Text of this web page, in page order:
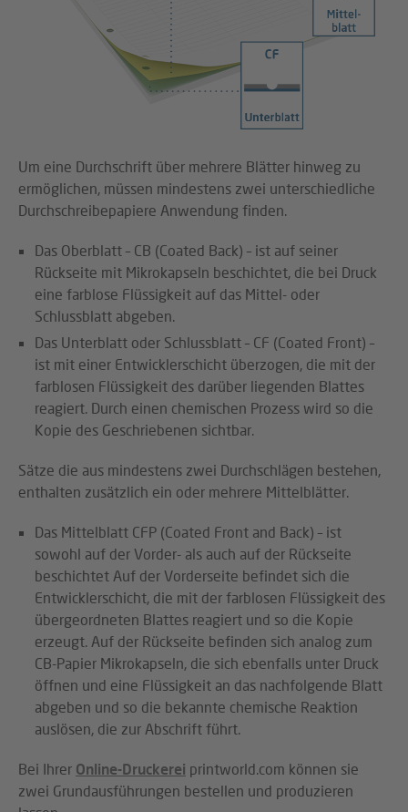
Um eine Durchschrift über mehrere Blätter hinweg zu
ermöglichen, müssen mindestens zwei unterschiedliche
Durchschreibepapiere Anwendung finden.
Das Oberblatt – CB (Coated Back) – ist auf seiner
Rückseite mit Mikrokapseln beschichtet, die bei Druck
eine farblose Flüssigkeit auf das Mittel- oder
Schlussblatt abgeben.
Das Unterblatt oder Schlussblatt – CF (Coated Front) –
ist mit einer Entwicklerschicht überzogen, die mit der
farblosen Flüssigkeit des darüber liegenden Blattes
reagiert. Durch einen chemischen Prozess wird so die
Kopie des Geschriebenen sichtbar.
Sätze die aus mindestens zwei Durchschlägen bestehen,
enthalten zusätzlich ein oder mehrere Mittelblätter.
Das Mittelblatt CFP (Coated Front and Back) – ist
sowohl auf der Vorder- als auch auf der Rückseite
beschichtet Auf der Vorderseite befindet sich die
Entwicklerschicht, die mit der farblosen Flüssigkeit des
übergeordneten Blattes reagiert und so die Kopie
erzeugt. Auf der Rückseite befinden sich analog zum
CB-Papier Mikrokapseln, die sich ebenfalls unter Druck
öffnen und eine Flüssigkeit an das nachfolgende Blatt
abgeben und so die bekannte chemische Reaktion
auslösen, die zur Abschrift führt.
Bei Ihrer Online-Druckerei printworld.com können sie
zwei Grundausführungen bestellen und produzieren